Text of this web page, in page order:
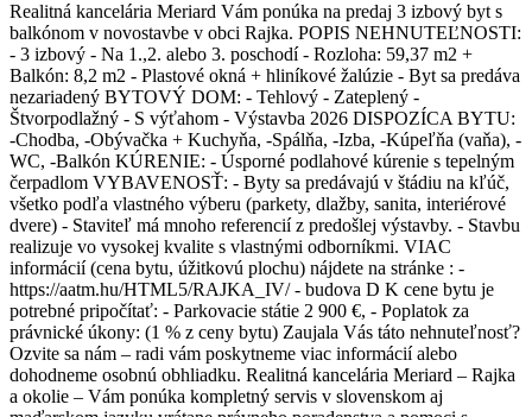
Realitná kancelária Meriard Vám ponúka na predaj 3 izbový byt s
balkónom v novostavbe v obci Rajka. POPIS NEHNUTEĽNOSTI:
- 3 izbový - Na 1.,2. alebo 3. poschodí - Rozloha: 59,37 m2 +
Balkón: 8,2 m2 - Plastové okná + hliníkové žalúzie - Byt sa predáva
nezariadený BYTOVÝ DOM: - Tehlový - Zateplený -
Štvorpodlažný - S výťahom - Výstavba 2026 DISPOZÍCA BYTU:
-Chodba, -Obývačka + Kuchyňa, -Spálňa, -Izba, -Kúpeľňa (vaňa), -
WC, -Balkón KÚRENIE: - Úsporné podlahové kúrenie s tepelným
čerpadlom VYBAVENOSŤ: - Byty sa predávajú v štádiu na kľúč,
všetko podľa vlastného výberu (parkety, dlažby, sanita, interiérové
dvere) - Staviteľ má mnoho referencií z predošlej výstavby. - Stavbu
realizuje vo vysokej kvalite s vlastnými odborníkmi. VIAC
informácií (cena bytu, úžitkovú plochu) nájdete na stránke : -
https://aatm.hu/HTML5/RAJKA_IV/ - budova D K cene bytu je
potrebné pripočítať: - Parkovacie státie 2 900 €, - Poplatok za
právnické úkony: (1 % z ceny bytu) Zaujala Vás táto nehnuteľnosť?
Ozvite sa nám – radi vám poskytneme viac informácií alebo
dohodneme osobnú obhliadku. Realitná kancelária Meriard – Rajka
a okolie – Vám ponúka kompletný servis v slovenskom aj